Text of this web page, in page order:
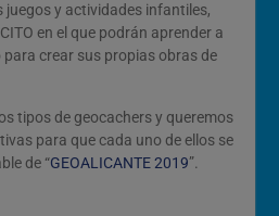
y actividades infantiles,
en el que podrán aprender a
crear sus propias obras de
tipos de geocachers y queremos
para que cada uno de ellos se
de “GEOALICANTE 2019”.